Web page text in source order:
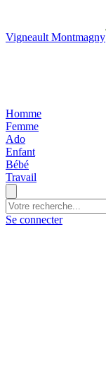
Vigneault Montmagny
Homme
Femme
Ado
Enfant
Bébé
Travail
Se connecter